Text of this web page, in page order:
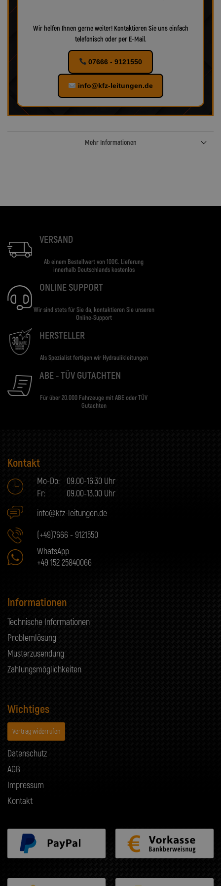
Wir helfen Ihnen gerne weiter! Kontaktieren Sie uns einfach
telefonisch oder per E-Mail.
07666 - 9121550
info@kfz-leitungen.de
Mehr Informationen
VERSAND
Ab einem Bestellwert von 100€. Lieferung
innerhalb Deutschlands kostenlos
ONLINE SUPPORT
Wir sind stets für Sie da, kontaktieren Sie unseren
Online-Support
HERSTELLER
Als Spezialist fertigen wir Hydraulikleitungen
ABE - TÜV GUTACHTEN
Für über 20.000 Fahrzeuge mit ABE oder TÜV
Gutachten
Kontakt
Mo-Do:
09.00-16:30 Uhr
Fr:
09.00-13.00 Uhr
info@kfz-leitungen.de
(+49)7666 - 9121550
WhatsApp
+49 152 25840066
Informationen
Technische Informationen
Problemlösung
Musterzusendung
Zahlungsmöglichkeiten
Wichtiges
Vertrag widerrufen
Datenschutz
AGB
Impressum
Kontakt